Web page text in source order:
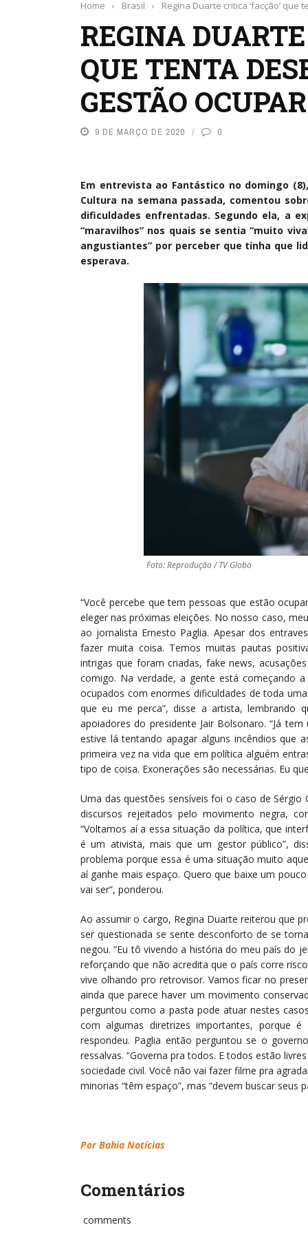
Home › Brasil › Regina Duarte critica ‘facção’
REGINA DUARTE
QUE TENTA
GESTÃO
9 DE MARÇO DE 2020 0
Em entrevista ao Fantástico no domingo
Cultura na semana passada, comentou
dificuldades enfrentadas. Segundo ela, a
“maravilhos” nos quais se sentia “muito
angustiantes” por perceber que tinha que
esperava.
Foto: Reprodução / TV Globo
“Você percebe que tem pessoas que estão
eleger nas próximas eleições. No nosso caso,
ao jornalista Ernesto Paglia. Apesar dos
fazer muita coisa. Temos muitas pautas
intrigas que foram criadas, fake news,
comigo. Na verdade, a gente está começando
ocupados com enormes dificuldades de toda
que eu me perca”, disse a artista, lembrando
apoiadores do presidente Jair Bolsonaro. “Já
estive lá tentando apagar alguns incêndios que
primeira vez na vida que em política alguém
tipo de coisa. Exonerações são necessárias. Eu
Uma das questões sensíveis foi o caso de
discursos rejeitados pelo movimento negra,
“Voltamos aí a essa situação da política, que
é um ativista, mais que um gestor público”,
problema porque essa é uma situação muito
aí ganhe mais espaço. Quero que baixe um
vai ser”, ponderou.
Ao assumir o cargo, Regina Duarte reiterou que
ser questionada se sente desconforto de se
negou. “Eu tô vivendo a história do meu país do
reforçando que não acredita que o país corre
vive olhando pro retrovisor. Vamos ficar no
ainda que parece haver um movimento
perguntou como a pasta pode atuar nestes
com algumas diretrizes importantes, porque
respondeu. Paglia então perguntou se o
ressalvas. “Governa pra todos. E todos estão
sociedade civil. Você não vai fazer filme pra
minorias “têm espaço”, mas “devem buscar seus
Por Bahia Notícias
Comentários
comments